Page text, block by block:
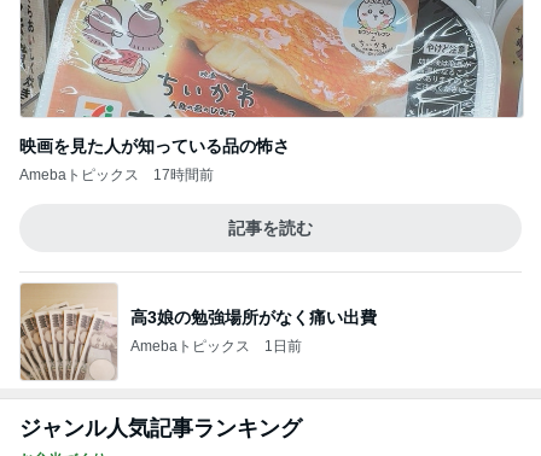
映画を見た人が知っている品の怖さ
Amebaトピックス 17時間前
記事を読む
高3娘の勉強場所がなく痛い出費
Amebaトピックス 1日前
ジャンル人気記事ランキング